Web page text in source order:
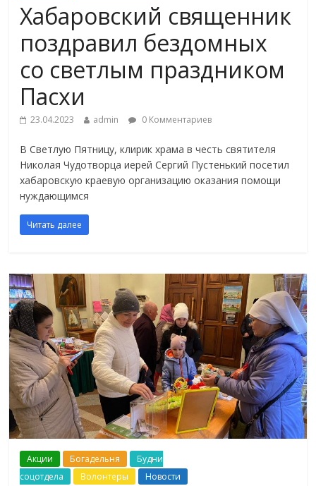
Хабаровский священник
поздравил бездомных
со светлым праздником
Пасхи
23.04.2023 admin 0 Комментариев
В Светлую Пятницу, клирик храма в честь святителя
Николая Чудотворца иерей Сергий Пустенький посетил
хабаровскую краевую организацию оказания помощи
нуждающимся
Читать далее
Акции Богадельня
Будни
соцотдела
Волонтеры Новости